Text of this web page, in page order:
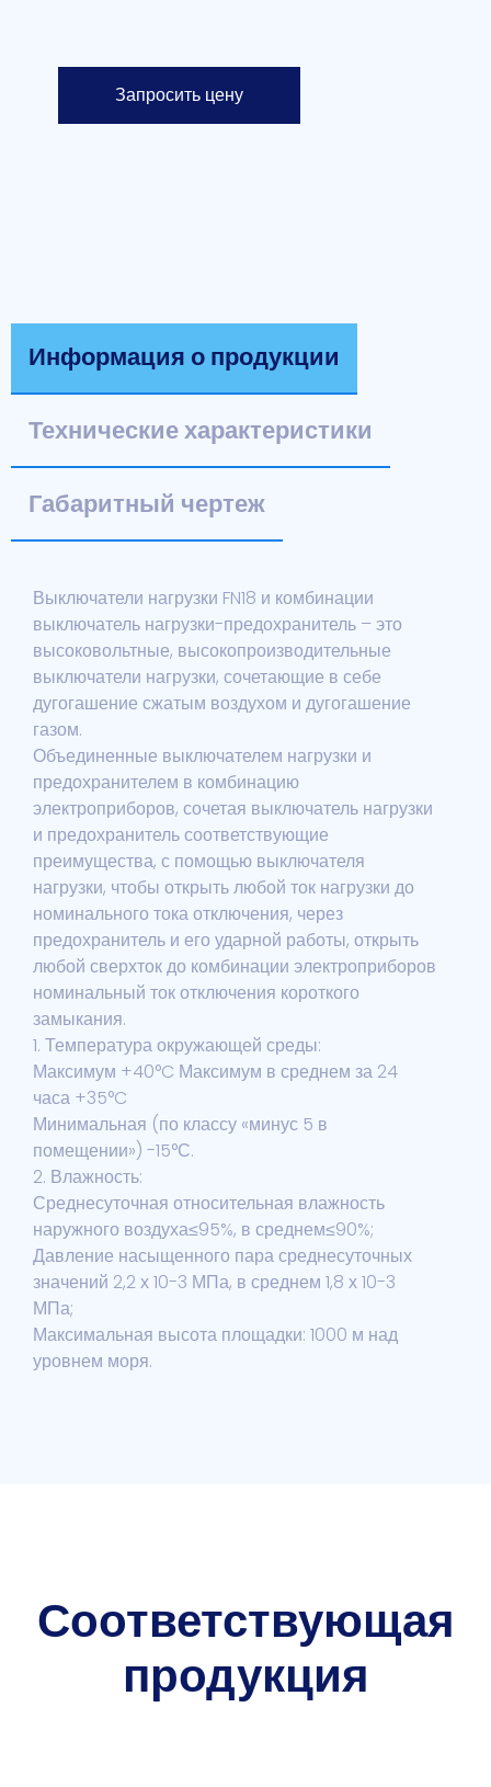
Запросить цену
Информация о продукции
Технические характеристики
Габаритный чертеж
Выключатели нагрузки FN18 и комбинации
выключатель нагрузки-предохранитель – это
высоковольтные, высокопроизводительные
выключатели нагрузки, сочетающие в себе
дугогашение сжатым воздухом и дугогашение
газом.
Объединенные выключателем нагрузки и
предохранителем в комбинацию
электроприборов, сочетая выключатель нагрузки
и предохранитель соответствующие
преимущества, с помощью выключателя
нагрузки, чтобы открыть любой ток нагрузки до
номинального тока отключения, через
предохранитель и его ударной работы, открыть
любой сверхток до комбинации электроприборов
номинальный ток отключения короткого
замыкания.
1. Температура окружающей среды:
Максимум +40°C Максимум в среднем за 24
часа +35°C
Минимальная (по классу «минус 5 в
помещении») -15°С.
2. Влажность:
Среднесуточная относительная влажность
наружного воздуха≤95%, в среднем≤90%;
Давление насыщенного пара среднесуточных
значений 2,2 х 10-3 МПа, в среднем 1,8 х 10-3
МПа;
Максимальная высота площадки: 1000 м над
уровнем моря.
Соответствующая
продукция